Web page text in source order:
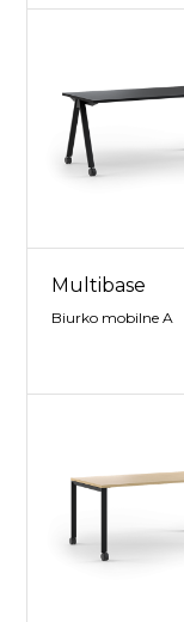
Multibase
Biurko mobilne A